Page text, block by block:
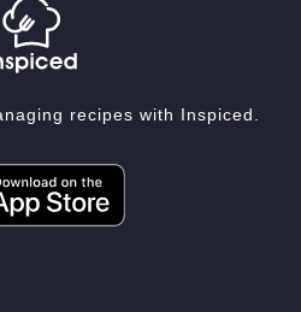
recipes with Inspiced.